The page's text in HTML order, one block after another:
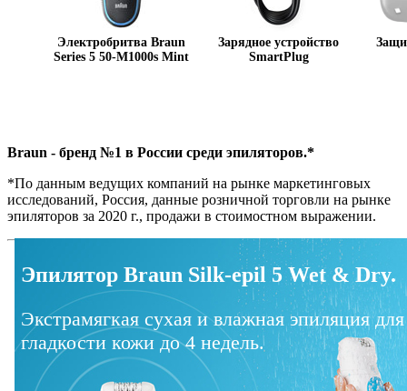
Электробритва Braun
Series 5 50-M1000s Mint
Зарядное устройство
SmartPlug
Braun - бренд №1 в России среди эпиляторов.*
*По данным ведущих компаний на рынке маркетинговых
исследований, Россия, данные розничной торговли на рынке
эпиляторов за 2020 г., продажи в стоимостном выражении.
Эпилятор Braun Silk-epil 5 Wet & Dry.
Экстрамягкая сухая и влажная эпиляция для
гладкости кожи до 4 недель.